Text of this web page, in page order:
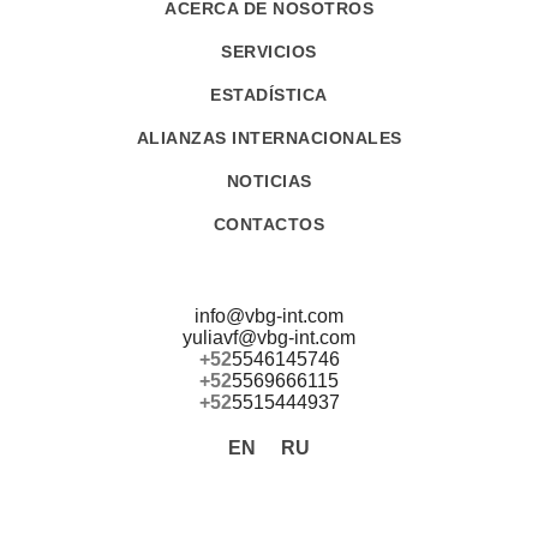
ACERCA DE NOSOTROS
SERVICIOS
ESTADÍSTICA
ALIANZAS INTERNACIONALES
NOTICIAS
CONTACTOS
info@vbg-int.com
yuliavf@vbg-int.com
+525546145746
+525569666115
+525515444937
EN RU